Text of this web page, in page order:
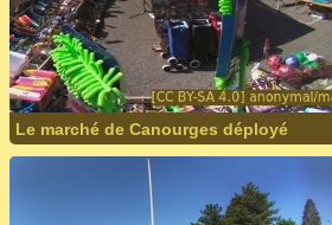
Le marché de Canourges déployé